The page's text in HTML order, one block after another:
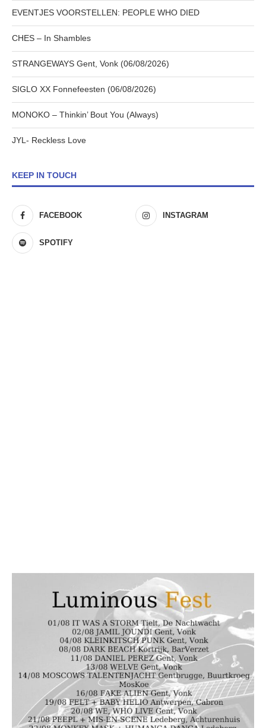
EVENTJES VOORSTELLEN: PEOPLE WHO DIED
CHES – In Shambles
STRANGEWAYS Gent, Vonk (06/08/2026)
SIGLO XX Fonnefeesten (06/08/2026)
MONOKO – Thinkin’ Bout You (Always)
JYL- Reckless Love
KEEP IN TOUCH
FACEBOOK INSTAGRAM
SPOTIFY